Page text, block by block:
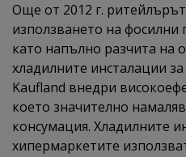
Още от 2012 г.
използването на фосилни
като напълно разчита на
хладилните инсталации
Kaufland внедри
което значително
консумация. Хладилните
хипермаркетите